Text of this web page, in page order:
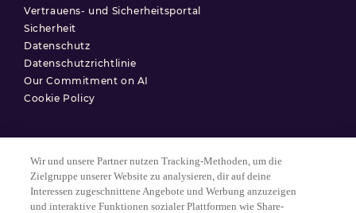
Vertrauens- und Sicherheitsportal
Sicherheit
Datenschutz
Datenschutzrichtlinie
Our Commitment on AI
Cookie Policy
Nutzungsbedingungen
Datenschutzerklärung
Wir und unsere Partner nutzen Tracking-Methoden, um die
Zielgruppe unserer Website zu analysieren, dir auf deine
Interessen zugeschnittene Angebote und Werbung anzuzeigen
und interaktive Funktionen sozialer Plattformen wie Share-